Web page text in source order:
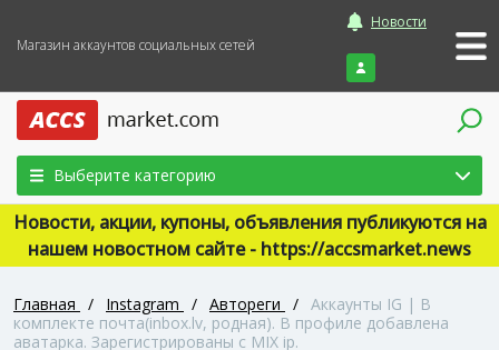
Магазин аккаунтов социальных сетей
Новости
Войти
Выберите категорию
Новости, акции, купоны, объявления публикуются на
нашем новостном сайте - https://accsmarket.news
Главная / Instagram / Автореги / Аккаунты IG | В
комплекте почта(inbox.lv, родная). В профиле добавлена
аватарка. Зарегистрированы с MIX ip.